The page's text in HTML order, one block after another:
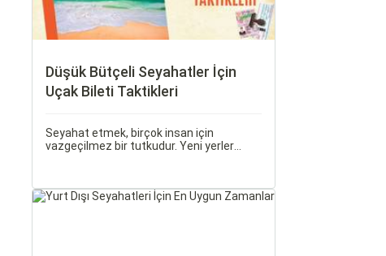
Düşük Bütçeli Seyahatler İçin
Uçak Bileti Taktikleri
Seyahat etmek, birçok insan için
vazgeçilmez bir tutkudur. Yeni yerler